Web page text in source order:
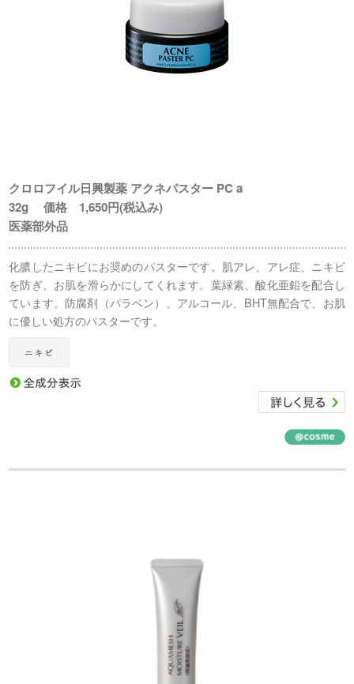
クロロフイル日興製薬 アクネパスター PC a
32g 価格 1,650円(税込み)
医薬部外品
化膿したニキビにお奨めのパスターです。肌アレ、アレ症、ニキビ
を防ぎ、お肌を滑らかにしてくれます。葉緑素、酸化亜鉛を配合し
ています。防腐剤（パラベン）、アルコール、BHT無配合で、お肌
に優しい処方のパスターです。